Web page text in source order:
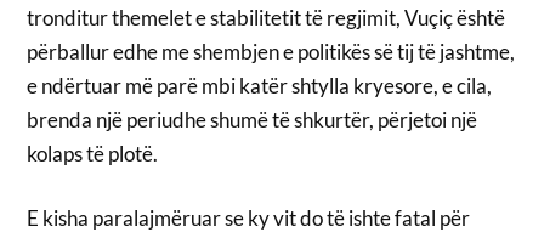
tronditur themelet e stabilitetit të regjimit, Vuçiç është
përballur edhe me shembjen e politikës së tij të jashtme,
e ndërtuar më parë mbi katër shtylla kryesore, e cila,
brenda një periudhe shumë të shkurtër, përjetoi një
kolaps të plotë.
E kisha paralajmëruar se ky vit do të ishte fatal për